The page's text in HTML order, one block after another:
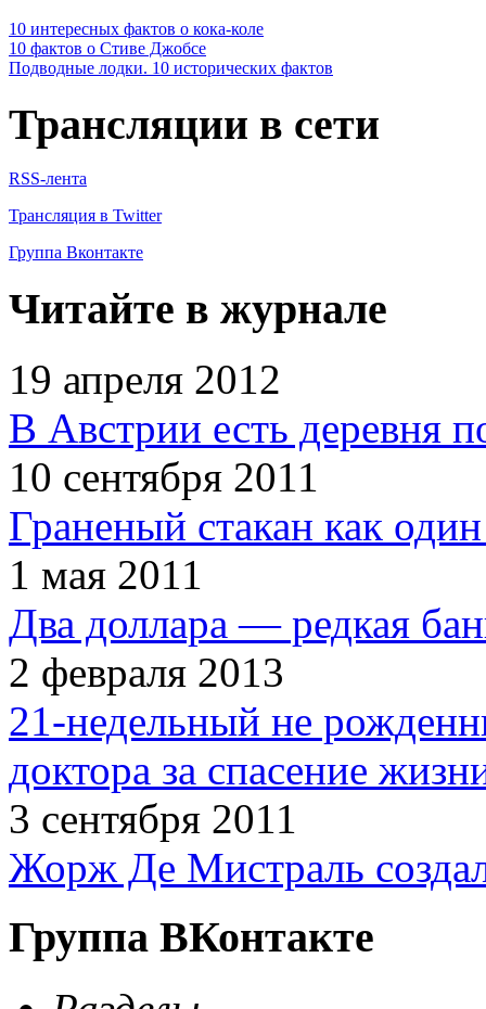
10 интересных фактов о кока-коле
10 фактов о Стиве Джобсе
Подводные лодки. 10 исторических фактов
Трансляции в сети
RSS-лента
Трансляция в Twitter
Группа Вконтакте
Читайте в журнале
19 апреля 2012
В Австрии есть деревня
10 сентября 2011
Граненый стакан как
1 мая 2011
Два доллара — редкая
2 февраля 2013
21-недельный не
доктора за спасение
3 сентября 2011
Жорж Де Мистраль
Группа ВКонтакте